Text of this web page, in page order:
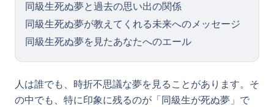
同級生死ぬ夢と過去の思い出の関係
同級生死ぬ夢が教えてくれる未来へのメッセージ
同級生死ぬ夢を見たあなたへのエール
人は誰でも、時折不思議な夢を見ることがあります。そ
の中でも、特に印象に残るのが「同級生が死ぬ夢」で